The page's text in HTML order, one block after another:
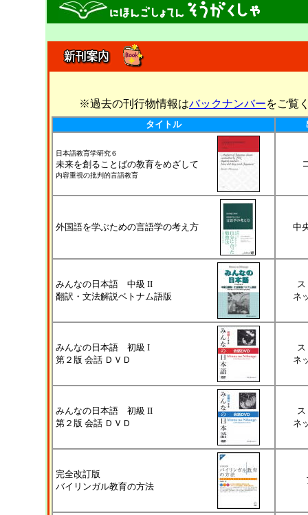
※過去の刊行物情報はバックナンバーをご覧
タイトル
日本語教育学研究６
未来を創ることばの教育をめざして
内容重視の批判的言語教育
外国語を学ぶための言語学の考え方 中
みんなの日本語 中級 II
翻訳・文法解説ベトナム語版
ネ
みんなの日本語 初級 I
第２版 会話 ＤＶＤ
ネ
みんなの日本語 初級 II
第２版 会話 ＤＶＤ
ネ
完全改訂版
バイリンガル教育の方法